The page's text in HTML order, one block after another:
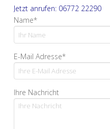
Jetzt anrufen: 06772 22290
Name*
E-Mail Adresse*
Ihre Nachricht